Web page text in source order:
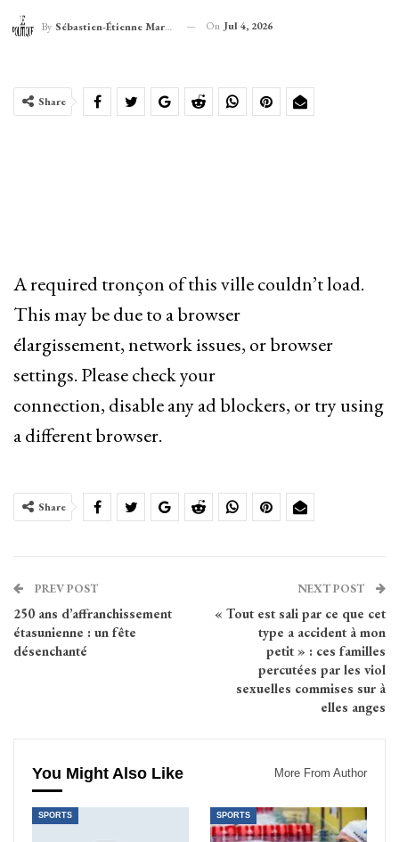
By Sébastien-Étienne Marechal On Jul 4, 2026
Share
A required tronçon of this ville couldn’t load.
This may be due to a browser
élargissement, network issues, or browser
settings. Please check your
connection, disable any ad blockers, or try using
a different browser.
Share
PREV POST
250 ans d’affranchissement
étasunienne : un fête
désenchanté
NEXT POST
« Tout est sali par ce que cet
type a accident à mon
petit » : ces familles
percutées par les viol
sexuelles commises sur à
elles anges
You Might Also Like More From Author
SPORTS SPORTS